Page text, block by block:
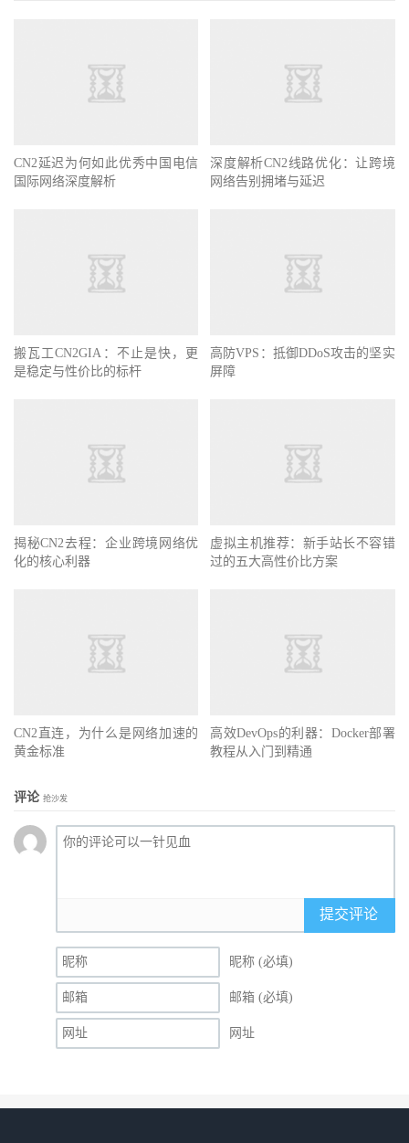
CN2延迟为何如此优秀中国电信
国际网络深度解析
深度解析CN2线路优化：让跨境
网络告别拥堵与延迟
搬瓦工CN2GIA：不止是快，更
是稳定与性价比的标杆
高防VPS：抵御DDoS攻击的坚实
屏障
揭秘CN2去程：企业跨境网络优
化的核心利器
虚拟主机推荐：新手站长不容错
过的五大高性价比方案
CN2直连，为什么是网络加速的
黄金标准
高效DevOps的利器：Docker部署
教程从入门到精通
评论 抢沙发
提交评论
昵称 (必填)
邮箱 (必填)
网址